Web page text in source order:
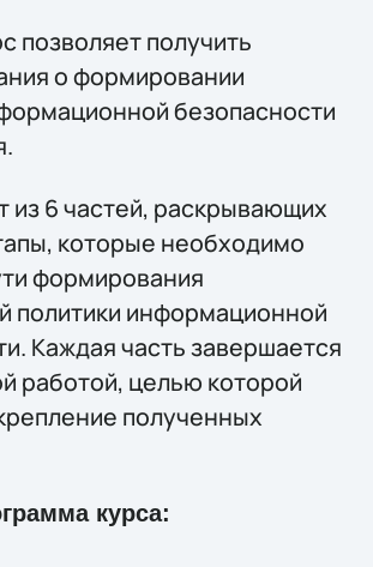
позволяет получить
о формировании
безопасности
из 6 частей, раскрывающих
которые необходимо
формирования
политики информационной
Каждая часть завершается
работой, целью которой
полученных
курса: